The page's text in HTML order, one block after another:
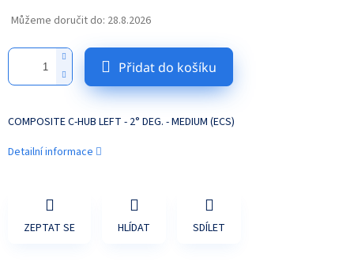
Můžeme doručit do: 28.8.2026
Přidat do košíku
COMPOSITE C-HUB LEFT - 2° DEG. - MEDIUM (ECS)
Detailní informace
ZEPTAT SE HLÍDAT SDÍLET